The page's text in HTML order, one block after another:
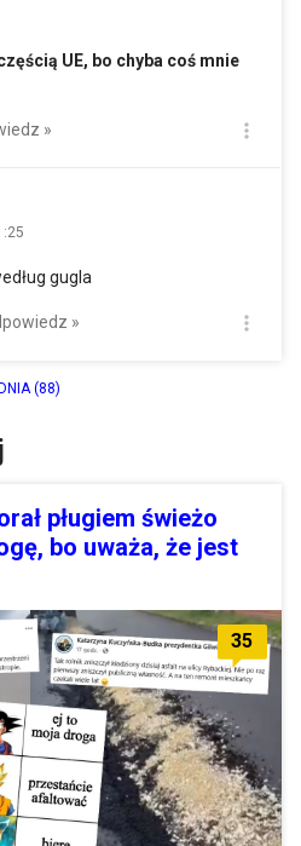
UE, bo chyba coś mnie
»
gugla
»
(88)
pługiem świeżo
bo uważa, że jest
35